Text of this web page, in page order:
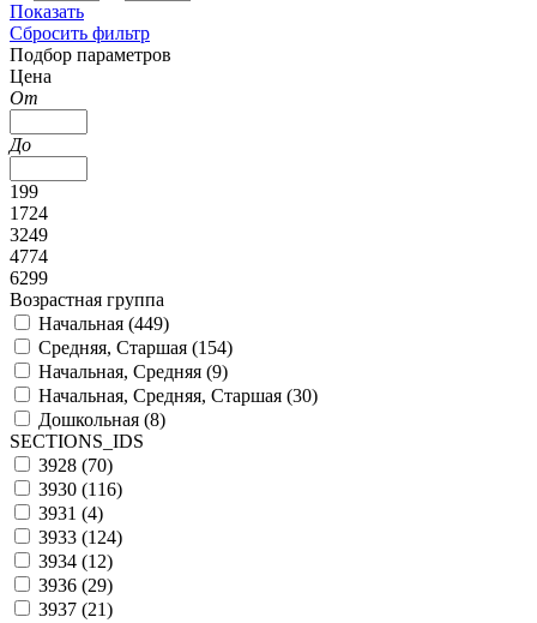
Показать
Сбросить фильтр
Подбор параметров
Цена
От
До
199
1724
3249
4774
6299
Возрастная группа
Начальная (449)
Средняя, Старшая (154)
Начальная, Средняя (9)
Начальная, Средняя, Старшая (30)
Дошкольная (8)
SECTIONS_IDS
3928 (70)
3930 (116)
3931 (4)
3933 (124)
3934 (12)
3936 (29)
3937 (21)